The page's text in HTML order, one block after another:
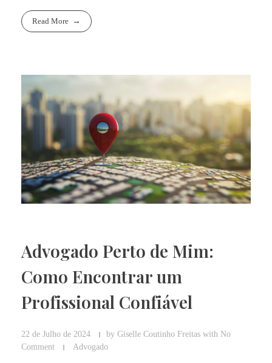
Read More
Advogado Perto de Mim:
Como Encontrar um
Profissional Confiável
22 de Julho de 2024 by Giselle Coutinho Freitas with No
Comment
Advogado